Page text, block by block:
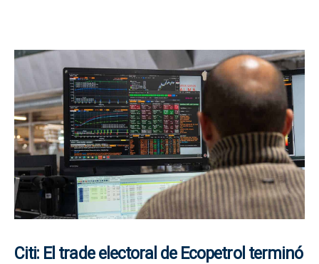
Citi: El trade electoral de Ecopetrol terminó